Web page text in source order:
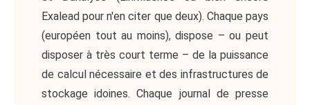
Exalead pour n'en citer que deux). Chaque pays
(européen tout au moins), dispose – ou peut
disposer à très court terme – de la puissance
de calcul nécessaire et des infrastructures de
stockage idoines. Chaque journal de presse